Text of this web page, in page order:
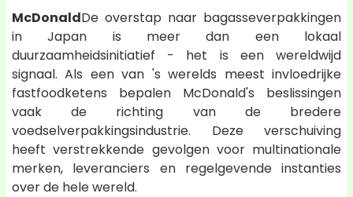
McDonaldDe overstap naar bagasseverpakkingen
in Japan is meer dan een lokaal
duurzaamheidsinitiatief - het is een wereldwijd
signaal. Als een van 's werelds meest invloedrijke
fastfoodketens bepalen McDonald's beslissingen
vaak de richting van de bredere
voedselverpakkingsindustrie. Deze verschuiving
heeft verstrekkende gevolgen voor multinationale
merken, leveranciers en regelgevende instanties
over de hele wereld.